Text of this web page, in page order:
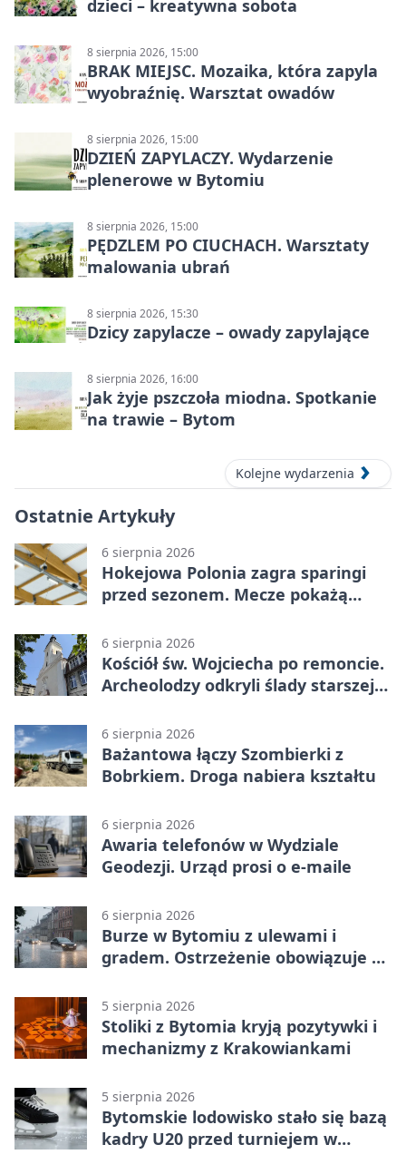
dzieci – kreatywna sobota
8 sierpnia 2026, 15:00
BRAK MIEJSC. Mozaika, która zapyla
wyobraźnię. Warsztat owadów
8 sierpnia 2026, 15:00
DZIEŃ ZAPYLACZY. Wydarzenie
plenerowe w Bytomiu
8 sierpnia 2026, 15:00
PĘDZLEM PO CIUCHACH. Warsztaty
malowania ubrań
8 sierpnia 2026, 15:30
Dzicy zapylacze – owady zapylające
8 sierpnia 2026, 16:00
Jak żyje pszczoła miodna. Spotkanie
na trawie – Bytom
Kolejne wydarzenia
Ostatnie Artykuły
6 sierpnia 2026
Hokejowa Polonia zagra sparingi
przed sezonem. Mecze pokażą
6 sierpnia 2026
Kościół św. Wojciecha po remoncie.
Archeolodzy odkryli ślady starszej
6 sierpnia 2026
Bażantowa łączy Szombierki z
Bobrkiem. Droga nabiera kształtu
6 sierpnia 2026
Awaria telefonów w Wydziale
Geodezji. Urząd prosi o e-maile
6 sierpnia 2026
Burze w Bytomiu z ulewami i
gradem. Ostrzeżenie obowiązuje do
5 sierpnia 2026
Stoliki z Bytomia kryją pozytywki i
mechanizmy z Krakowiankami
5 sierpnia 2026
Bytomskie lodowisko stało się bazą
kadry U20 przed turniejem w